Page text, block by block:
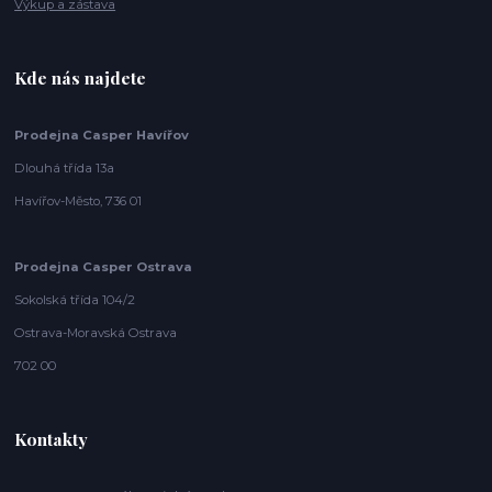
Výkup a zástava
Kde nás najdete
Prodejna Casper Havířov
Dlouhá třída 13a
Havířov-Město, 736 01
Prodejna Casper Ostrava
Sokolská třída 104/2
Ostrava-Moravská Ostrava
702 00
Kontakty